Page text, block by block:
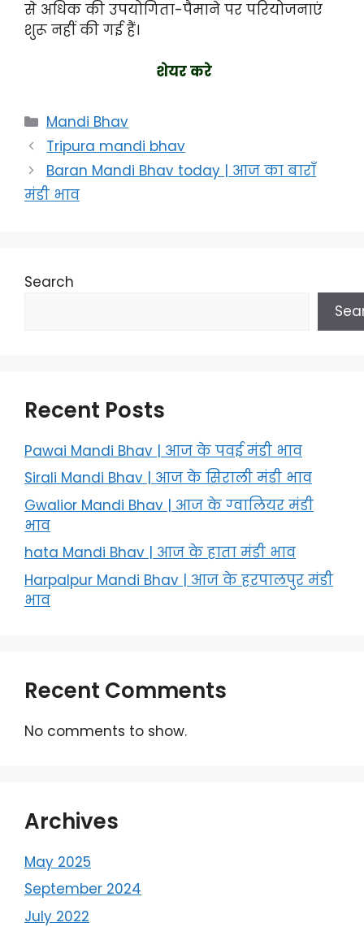
से अधिक की उपयोगिता-पैमाने पर परियोजनाएं
शुरू नहीं की गई हैं।
शेयर करे
Categories
Mandi Bhav
Tripura mandi bhav
Baran Mandi Bhav today | आज का बाराँ
मंडी भाव
Search
Recent Posts
Pawai Mandi Bhav | आज के पवई मंडी भाव
Sirali Mandi Bhav | आज के सिराली मंडी भाव
Gwalior Mandi Bhav | आज के ग्‍वालियर मंडी
भाव
hata Mandi Bhav | आज के हाता मंडी भाव
Harpalpur Mandi Bhav | आज के हरपालपुर मंडी
भाव
Recent Comments
No comments to show.
Archives
May 2025
September 2024
July 2022